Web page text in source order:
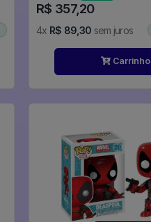
R$ 357,20
4x R$ 89,30 sem juros
Carrinho